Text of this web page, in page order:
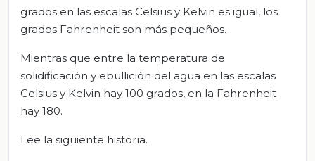
grados en las escalas Celsius y Kelvin es igual, los
grados Fahrenheit son más pequeños.
Mientras que entre la temperatura de
solidificación y ebullición del agua en las escalas
Celsius y Kelvin hay 100 grados, en la Fahrenheit
hay 180.
Lee la siguiente historia.